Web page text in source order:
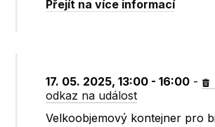
Přejít na více informací
17. 05. 2025, 13:00 - 16:00 -
odkaz na událost
Velkoobjemový kontejner pro